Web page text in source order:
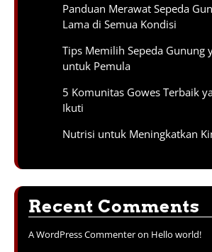
Panduan Merawat Sepeda
Lama di Semua Kondisi
Tips Memilih Sepeda Gunung
untuk Pemula
5 Komunitas Gowes Terbaik
Ikuti
Nutrisi untuk Meningkatkan
Recent Comments
A WordPress Commenteron Hello world!